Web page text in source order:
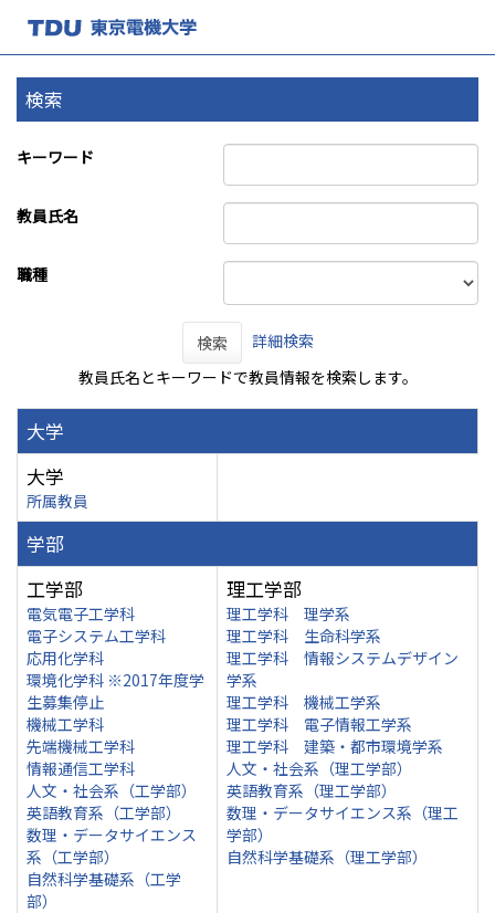
検索
キーワード
教員氏名
職種
検索
詳細検索
教員氏名とキーワードで教員情報を検索します。
大学
大学
所属教員
学部
工学部
電気電子工学科
電子システム工学科
応用化学科
環境化学科 ※2017年度学
生募集停止
機械工学科
先端機械工学科
情報通信工学科
人文・社会系（工学部）
英語教育系（工学部）
数理・データサイエンス
系（工学部）
自然科学基礎系（工学
部）
理工学部
理工学科 理学系
理工学科 生命科学系
理工学科 情報システムデザイン
学系
理工学科 機械工学系
理工学科 電子情報工学系
理工学科 建築・都市環境学系
人文・社会系（理工学部）
英語教育系（理工学部）
数理・データサイエンス系（理工
学部）
自然科学基礎系（理工学部）